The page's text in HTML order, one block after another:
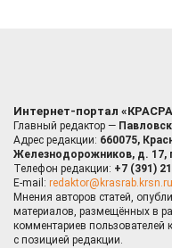
Интернет-портал
Главный редактор —
Адрес редакции: 660075,
Железнодорожников, д. 17,
Телефон редакции: +7 (391)
E-mail: redaktor@krasrab.krsn.ru
Мнения авторов статей,
материалов, размещённых в
комментариев пользователей
с позицией редакции.